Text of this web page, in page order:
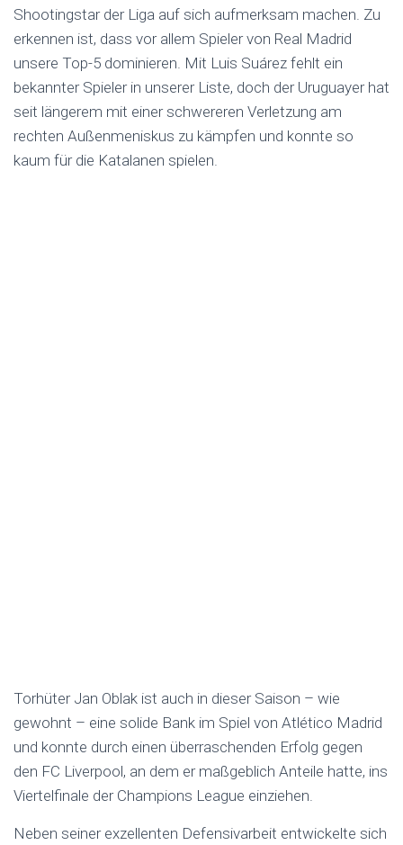
Shootingstar der Liga auf sich aufmerksam machen. Zu
erkennen ist, dass vor allem Spieler von Real Madrid
unsere Top-5 dominieren. Mit Luis Suárez fehlt ein
bekannter Spieler in unserer Liste, doch der Uruguayer hat
seit längerem mit einer schwereren Verletzung am
rechten Außenmeniskus zu kämpfen und konnte so
kaum für die Katalanen spielen.
Torhüter Jan Oblak ist auch in dieser Saison – wie
gewohnt – eine solide Bank im Spiel von Atlético Madrid
und konnte durch einen überraschenden Erfolg gegen
den FC Liverpool, an dem er maßgeblich Anteile hatte, ins
Viertelfinale der Champions League einziehen.
Neben seiner exzellenten Defensivarbeit entwickelte sich